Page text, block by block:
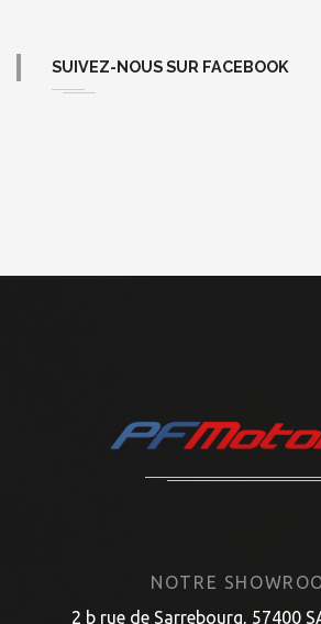
SUIVEZ-NOUS SUR FACEBOOK
NOTRE
2 b rue de Sarrebourg, 57400